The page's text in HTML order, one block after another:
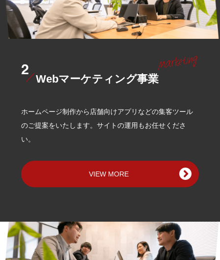
Webマーケティング事業
ホームページ制作から店舗向けアプリなどの集客ツール
のご提案をいたします。サイトの運用もお任せくださ
い。
VIEW MORE